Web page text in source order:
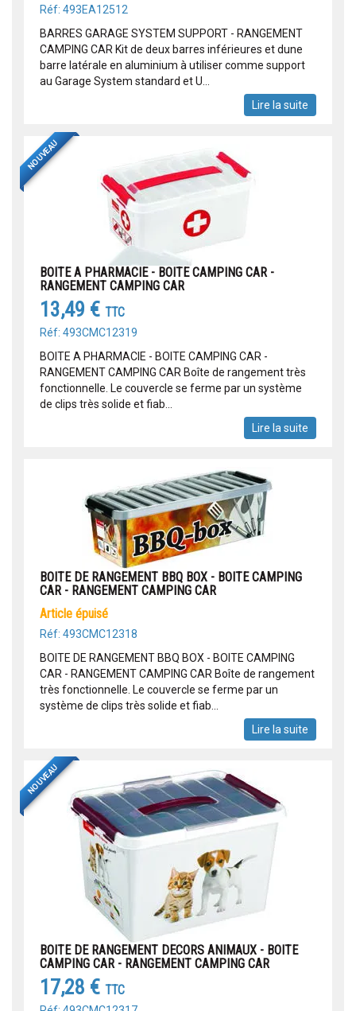
Réf: 493EA12512
BARRES GARAGE SYSTEM SUPPORT - RANGEMENT
CAMPING CAR Kit de deux barres inférieures et dune
barre latérale en aluminium à utiliser comme support
au Garage System standard et U...
Lire la suite
NOUVEAU
BOITE A PHARMACIE - BOITE CAMPING CAR -
RANGEMENT CAMPING CAR
13,49 € TTC
Réf: 493CMC12319
BOITE A PHARMACIE - BOITE CAMPING CAR -
RANGEMENT CAMPING CAR Boîte de rangement très
fonctionnelle. Le couvercle se ferme par un système
de clips très solide et fiab...
Lire la suite
BOITE DE RANGEMENT BBQ BOX - BOITE CAMPING
CAR - RANGEMENT CAMPING CAR
article épuisé
Réf: 493CMC12318
BOITE DE RANGEMENT BBQ BOX - BOITE CAMPING
CAR - RANGEMENT CAMPING CAR Boîte de rangement
très fonctionnelle. Le couvercle se ferme par un
système de clips très solide et fiab...
Lire la suite
NOUVEAU
BOITE DE RANGEMENT DECORS ANIMAUX - BOITE
CAMPING CAR - RANGEMENT CAMPING CAR
17,28 € TTC